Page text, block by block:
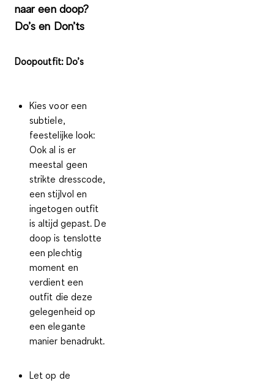
naar een doop?
Do’s en Don’ts
Doopoutfit: Do’s
Kies voor een
subtiele,
feestelijke look:
Ook al is er
meestal geen
strikte dresscode,
een stijlvol en
ingetogen outfit
is altijd gepast. De
doop is tenslotte
een plechtig
moment en
verdient een
outfit die deze
gelegenheid op
een elegante
manier benadrukt.
Let op de